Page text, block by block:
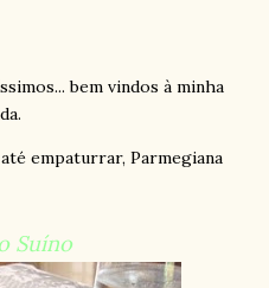
bem vindos à minha
empaturrar, Parmegiana
Suíno